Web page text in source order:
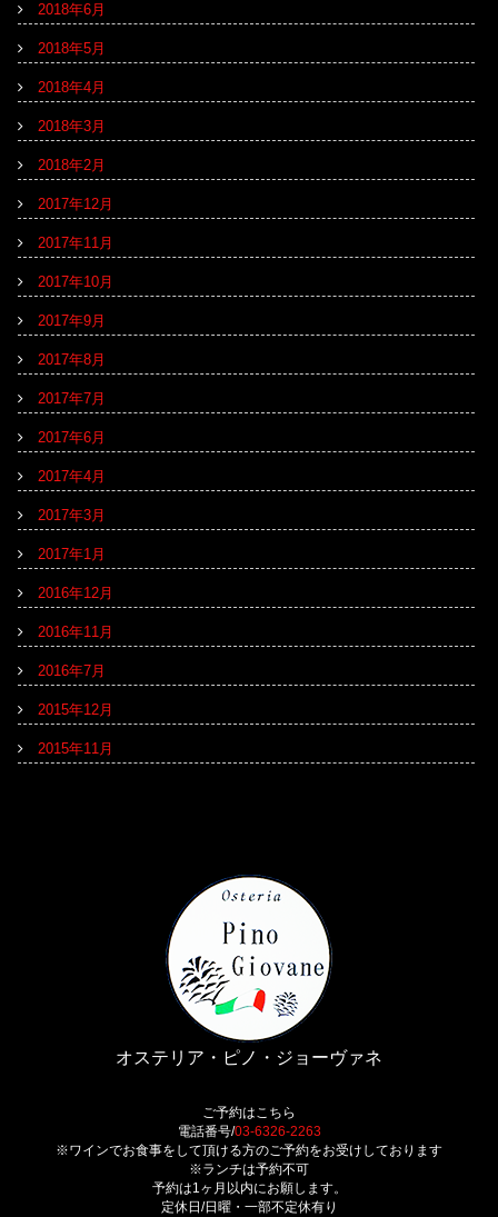
2018年6月
2018年5月
2018年4月
2018年3月
2018年2月
2017年12月
2017年11月
2017年10月
2017年9月
2017年8月
2017年7月
2017年6月
2017年4月
2017年3月
2017年1月
2016年12月
2016年11月
2016年7月
2015年12月
2015年11月
オステリア・ピノ・ジョーヴァネ
ご予約はこちら
電話番号/03-6326-2263
※ワインでお食事をして頂ける方のご予約をお受けしております
※ランチは予約不可
予約は1ヶ月以内にお願します。
定休日/日曜・一部不定休有り